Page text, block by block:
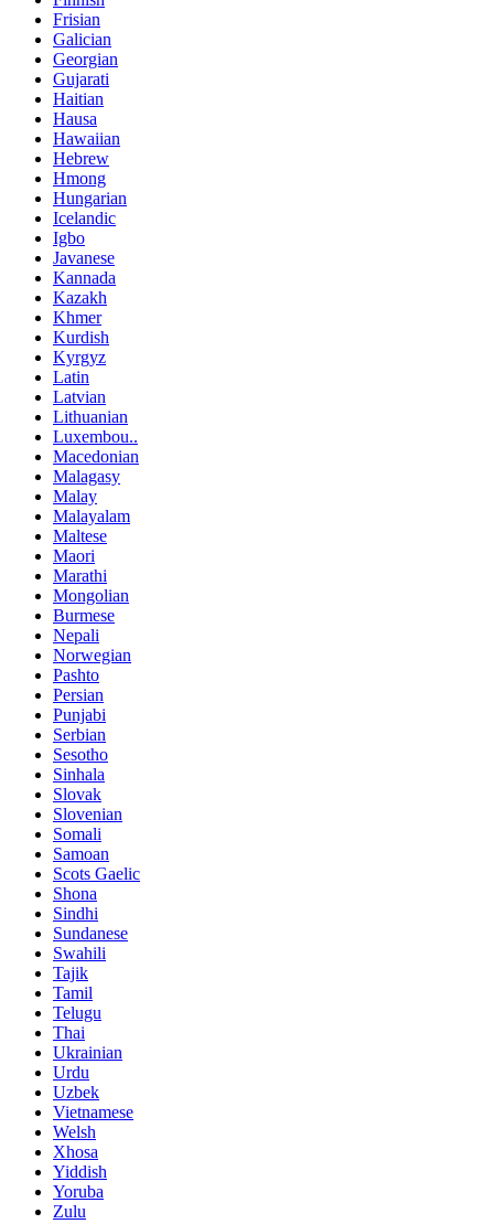
Frisian
Galician
Georgian
Gujarati
Haitian
Hausa
Hawaiian
Hebrew
Hmong
Hungarian
Icelandic
Igbo
Javanese
Kannada
Kazakh
Khmer
Kurdish
Kyrgyz
Latin
Latvian
Lithuanian
Luxembou..
Macedonian
Malagasy
Malay
Malayalam
Maltese
Maori
Marathi
Mongolian
Burmese
Nepali
Norwegian
Pashto
Persian
Punjabi
Serbian
Sesotho
Sinhala
Slovak
Slovenian
Somali
Samoan
Scots Gaelic
Shona
Sindhi
Sundanese
Swahili
Tajik
Tamil
Telugu
Thai
Ukrainian
Urdu
Uzbek
Vietnamese
Welsh
Xhosa
Yiddish
Yoruba
Zulu